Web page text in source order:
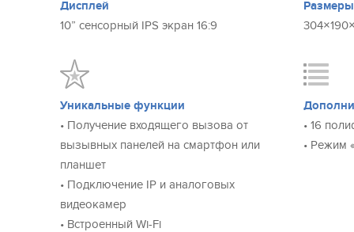
вы можете подключить к своему SL-10IPTHD 2
панели. Запись по движению будет осуществляться
Важной особенностью видеодомофона является
аналоговые видеокамеры, но и
.
работу с камерами и панелями с разрешением до 2
Подключенные панели и камеры вместе образуют
Изображение со всех четырех каналов можно
реального времени благодаряфункции квадратора
Еще одной отличительной особенностью SL-
Дисплей
10” сенсорный IPS экран 16:9
Размеры
Уникальные функции
• Получение входящего вызова от
вызывных панелей на смартфон или
планшет
• Подключение IP и аналоговых
видеокамер
• Встроенный Wi-Fi
• 16
• Режим